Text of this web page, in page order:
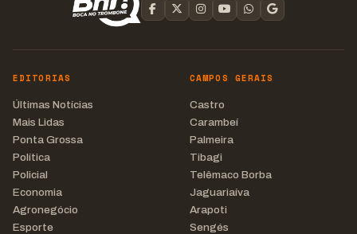
EDITORIAS
Últimas Notícias
Mais Lidas
Ponta Grossa
Política
Policial
Economia
Agronegócio
Esporte
CAMPOS GERAIS
Castro
Carambeí
Palmeira
Tibagi
Telêmaco Borba
Jaguariaíva
Arapoti
Sengés